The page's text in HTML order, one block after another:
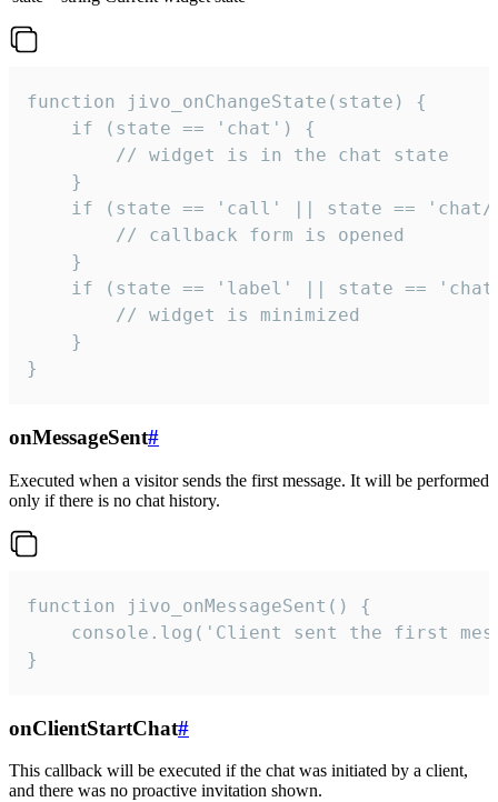
function jivo_onChangeState(state) {
    if (state == 'chat') {
        // widget is in the chat state
    }
if (state == 'call' || state ==
        // callback form is opened
    }
if (state == 'label' || state ==
        // widget is minimized
    }
}
onMessageSent#
Executed when a visitor sends the first message. It will be performed
only if there is no chat history.
function jivo_onMessageSent() {
console.log('Client sent the first
}
onClientStartChat#
This callback will be executed if the chat was initiated by a client,
and there was no proactive invitation shown.